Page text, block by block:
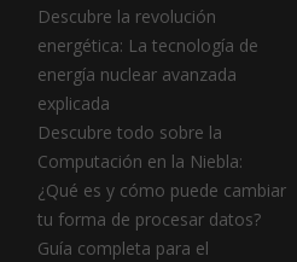
Descubre la revolución
energética: La tecnología de
energía nuclear avanzada
explicada
Descubre todo sobre la
Computación en la Niebla:
¿Qué es y cómo puede cambiar
tu forma de procesar datos?
Guía completa para el